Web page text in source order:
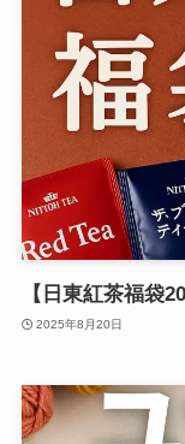
【日東紅茶福袋
2025年8月20日